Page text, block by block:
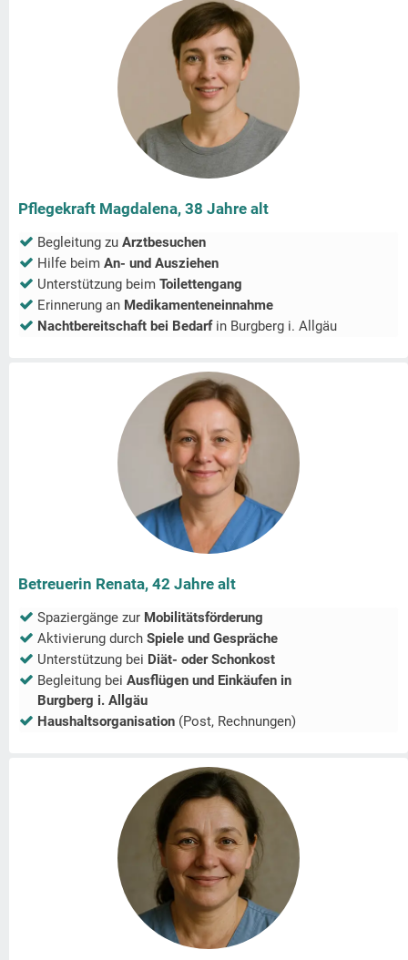
Pflegekraft Magdalena, 38 Jahre alt
Begleitung zu Arztbesuchen
Hilfe beim An- und Ausziehen
Unterstützung beim Toilettengang
Erinnerung an Medikamenteneinnahme
Nachtbereitschaft bei Bedarfin Burgberg i. Allgäu
Betreuerin Renata, 42 Jahre alt
Spaziergänge zur Mobilitätsförderung
Aktivierung durch Spiele und Gespräche
Unterstützung bei Diät- oder Schonkost
Begleitung bei Ausflügen und Einkäufen in
Burgberg i. Allgäu
Haushaltsorganisation (Post, Rechnungen)